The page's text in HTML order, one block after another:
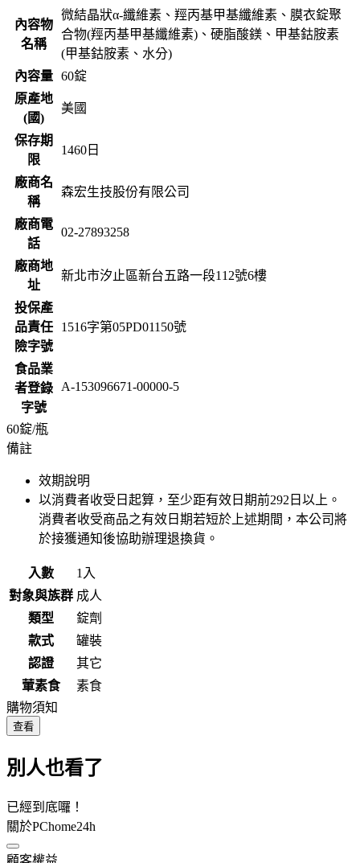
內容物
名稱
微結晶狀α-纖維素、羥丙基甲基纖維素、膜衣錠聚
合物(羥丙基甲基纖維素)、硬脂酸鎂、甲基鈷胺素
(甲基鈷胺素、水分)
內容量
60錠
原產地
(國)
美國
保存期
限
1460 日
廠商名
稱
森宏生技股份有限公司
廠商電
話
02-27893258
廠商地
址
新北市汐止區新台五路一段112號6樓
投保產
品責任
險字號
1516字第05PD01150號
食品業
者登錄
字號
A-153096671-00000-5
60錠/瓶
備註
效期說明
以消費者收受日起算，至少距有效日期前292 日以上。
消費者收受商品之有效日期若短於上述期間，本公司將
於接獲通知後協助辦理退換貨。
入數
1入
對象與族群 成人
類型
錠劑
款式
罐裝
認證
其它
葷素食
素食
購物須知
查看
別人也看了
已經到底囉！
關於PChome24h
顧客權益